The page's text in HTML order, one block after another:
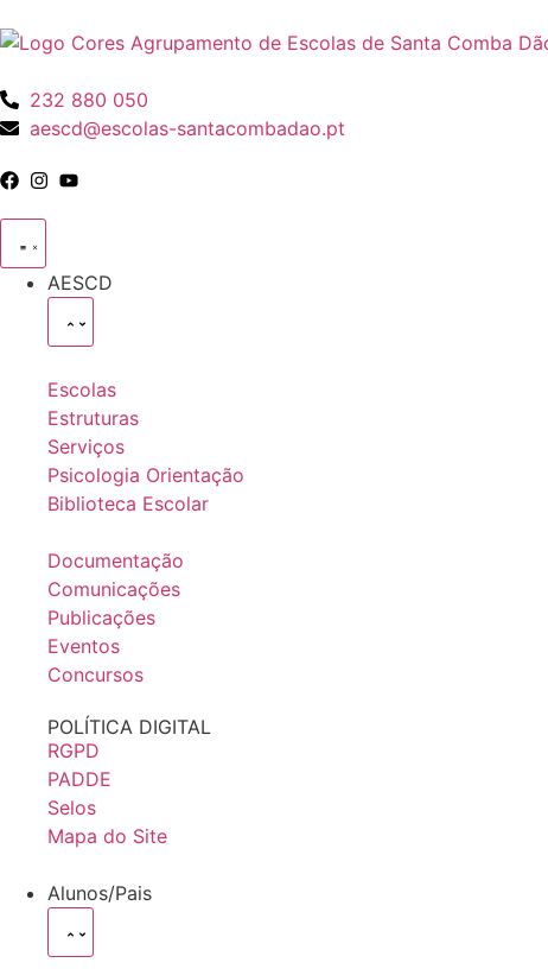
232 880 050
aescd@escolas-santacombadao.pt
AESCD
Escolas
Estruturas
Serviços
Psicologia Orientação
Biblioteca Escolar
Documentação
Comunicações
Publicações
Eventos
Concursos
POLÍTICA DIGITAL
RGPD
PADDE
Selos
Mapa do Site
Alunos/Pais